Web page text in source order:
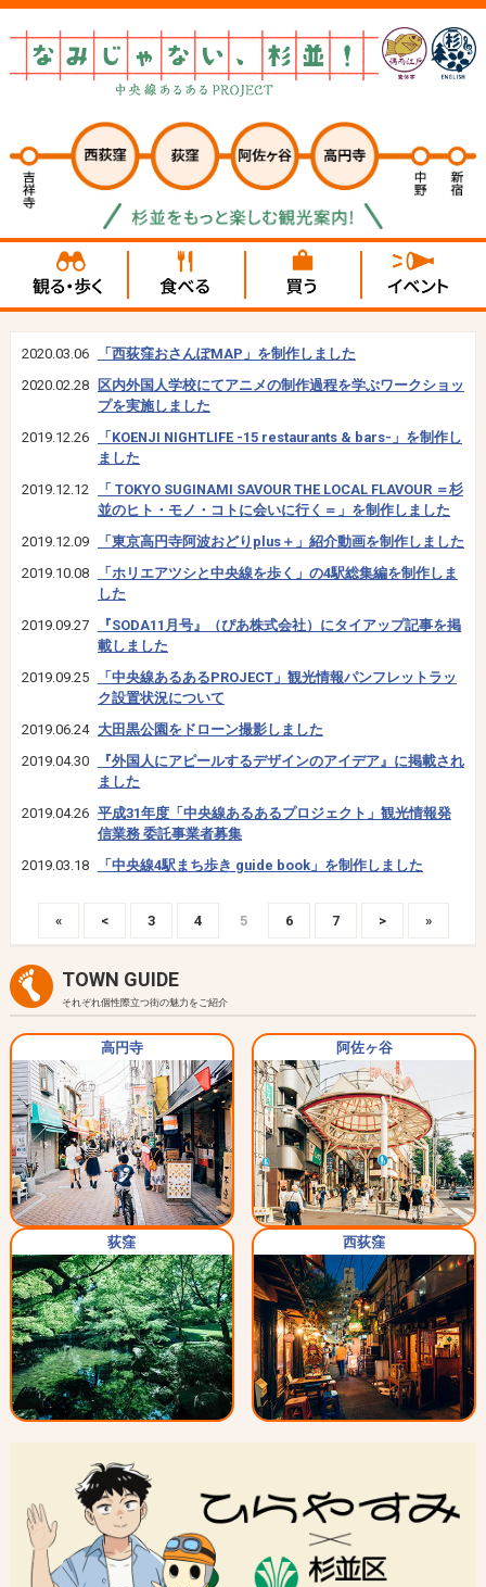
2020.03.06
「西荻窪おさんぽMAP」を制作しました
2020.02.28
区内外国人学校にてアニメの制作過程を学ぶワークショッ
プを実施しました
2019.12.26
「KOENJI NIGHTLIFE -15 restaurants & bars-」を制作し
ました
2019.12.12
「 TOKYO SUGINAMI SAVOUR THE LOCAL FLAVOUR ＝杉
並のヒト・モノ・コトに会いに行く＝」を制作しました
2019.12.09
「東京高円寺阿波おどりplus＋」紹介動画を制作しました
2019.10.08
「ホリエアツシと中央線を歩く」の4駅総集編を制作しま
した
2019.09.27
『SODA11月号』（ぴあ株式会社）にタイアップ記事を掲
載しました
2019.09.25
「中央線あるあるPROJECT」観光情報パンフレットラッ
ク設置状況について
2019.06.24
大田黒公園をドローン撮影しました
2019.04.30
『外国人にアピールするデザインのアイデア』に掲載され
ました
2019.04.26 平成31年度「中央線あるあるプロジェクト」観光情報発
信業務 委託事業者募集
2019.03.18
「中央線4駅まち歩き guide book」を制作しました
« < 3 4 5 6 7 > »
TOWN GUIDE
それぞれ個性際立つ街の魅力をご紹介
高円寺 阿佐ヶ谷
荻窪 西荻窪